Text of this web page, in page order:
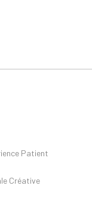
Créative
Patient